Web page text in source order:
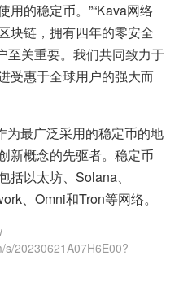
用的稳定币。”“Kava网络
块链，拥有四年的零安全
至关重要。我们共同致力于
受惠于全球用户的强大而
为最广泛采用的稳定币的地
新概念的先驱者。稳定币
以太坊、Solana、
、Omni和Tron等网络。
20230621A07H6E00?